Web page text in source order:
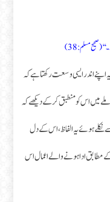
(صحیح مسلم:38)
اپنے اندر ایسی وسعت رکھتا ہے کہ
میں اس کو منطبق کر کے دیکھے کہ
نکلے ہوئے یہ الفاظ ، اس کے دل
مطابق ادا ہونے والے اعمال اس